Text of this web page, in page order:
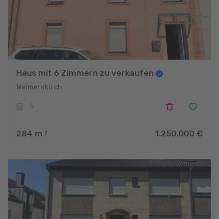
Haus mit 6 Zimmern zu verkaufen
Weimerskirch
284 m 2 1.250.000 €